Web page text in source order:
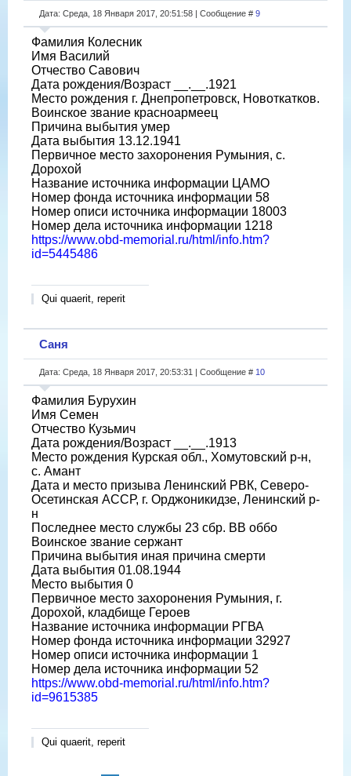
Дата: Среда, 18 Января 2017, 20:51:58 | Сообщение # 9
Фамилия Колесник
Имя Василий
Отчество Савович
Дата рождения/Возраст __.__.1921
Место рождения г. Днепропетровск, Новоткатков.
Воинское звание красноармеец
Причина выбытия умер
Дата выбытия 13.12.1941
Первичное место захоронения Румыния, с.
Дорохой
Название источника информации ЦАМО
Номер фонда источника информации 58
Номер описи источника информации 18003
Номер дела источника информации 1218
https://www.obd-memorial.ru/html/info.htm?
id=5445486
Qui quaerit, reperit
Саня
Дата: Среда, 18 Января 2017, 20:53:31 | Сообщение # 10
Фамилия Бурухин
Имя Семен
Отчество Кузьмич
Дата рождения/Возраст __.__.1913
Место рождения Курская обл., Хомутовский р-н,
с. Амант
Дата и место призыва Ленинский РВК, Северо-
Осетинская АССР, г. Орджоникидзе, Ленинский р-
н
Последнее место службы 23 сбр. ВВ оббо
Воинское звание сержант
Причина выбытия иная причина смерти
Дата выбытия 01.08.1944
Место выбытия 0
Первичное место захоронения Румыния, г.
Дорохой, кладбище Героев
Название источника информации РГВА
Номер фонда источника информации 32927
Номер описи источника информации 1
Номер дела источника информации 52
https://www.obd-memorial.ru/html/info.htm?
id=9615385
Qui quaerit, reperit